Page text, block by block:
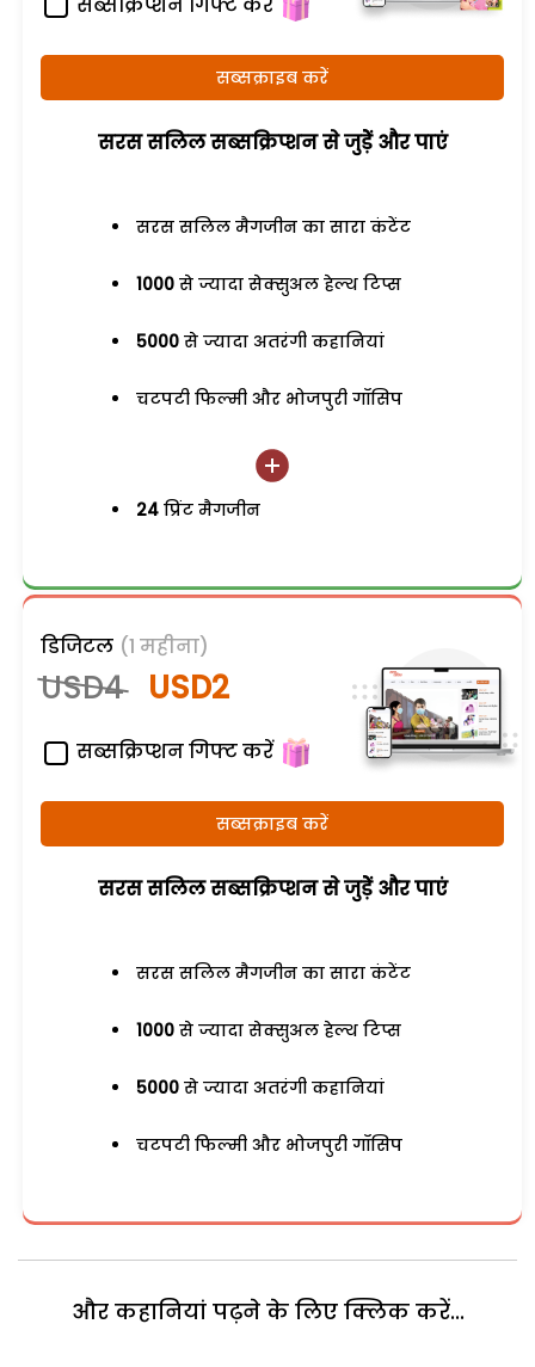
सब्सक्राइब करें
सरस सलिल सब्सक्रिप्शन से जुड़ेें और पाएं
सरस सलिल मैगजीन का सारा कंटेंट
1000 से ज्यादा सेक्सुअल हेल्थ टिप्स
5000 से ज्यादा अतरंगी कहानियां
चटपटी फिल्मी और भोजपुरी गॉसिप
24 प्रिंट मैगजीन
डिजिटल (1 महीना)
USD4 USD2
सब्सक्रिप्शन गिफ्ट करें
सब्सक्राइब करें
सरस सलिल सब्सक्रिप्शन से जुड़ेें और पाएं
सरस सलिल मैगजीन का सारा कंटेंट
1000 से ज्यादा सेक्सुअल हेल्थ टिप्स
5000 से ज्यादा अतरंगी कहानियां
चटपटी फिल्मी और भोजपुरी गॉसिप
और कहानियां पढ़ने के लिए क्लिक करें...